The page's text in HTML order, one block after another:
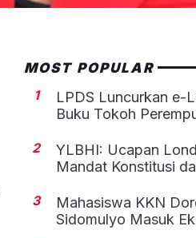
MOST POPULAR
1
LPDS Luncurkan e-
Buku Tokoh
2
YLBHI: Ucapan
Mandat Konstitusi
3
Mahasiswa KKN
Sidomulyo Masuk